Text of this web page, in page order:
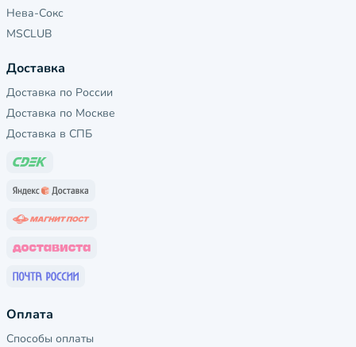
Нева-Сокс
MSCLUB
Доставка
Доставка по России
Доставка по Москве
Доставка в СПБ
Оплата
Способы оплаты